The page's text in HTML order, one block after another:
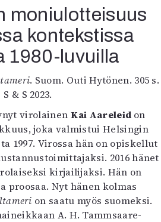
Sarjakuva
Sámegillii
Pääkirjoitus
Oulu2026
Näyttelyt
Musiikki
Kuvataide
Kirjat
In English
Esitystaide
Arkisto
Lehdet
moniulotteisuus
kontekstissa
1980-luvuilla
. Suom. Outi Hytönen. 305 s.
S & S 2023.
virolainen Kai Aareleid on
joka valmistui Helsingin
1997. Virossa hän on opiskellut
2016 hänet
kirjailijaksi. Hän on
proosaa. Nyt hänen kolmas
on saatu myös suomeksi.
A. H. Tammsaare-